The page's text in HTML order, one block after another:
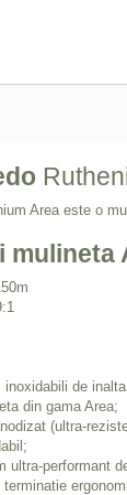
Area este o
mulineta
inoxidabili de
din gama Area;
(ultra-
ultra-performant